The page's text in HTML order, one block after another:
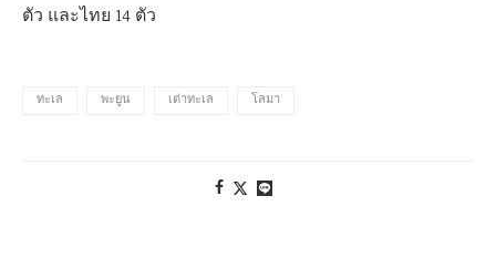
ตัว และไทย 14 ตัว
ทะเล พะยูน เต่าทะเล โลมา